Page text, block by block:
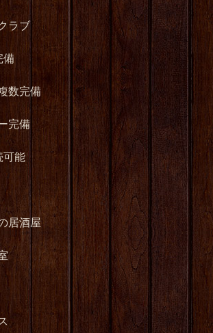
ラブ
備
数完備
完備
可能
居酒屋